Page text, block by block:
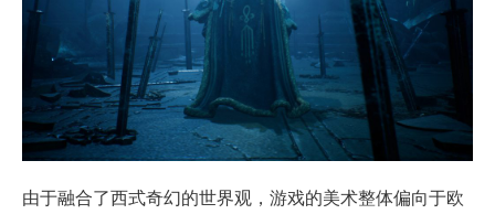
由于融合了西式奇幻的世界观，游戏的美术整体偏向于欧